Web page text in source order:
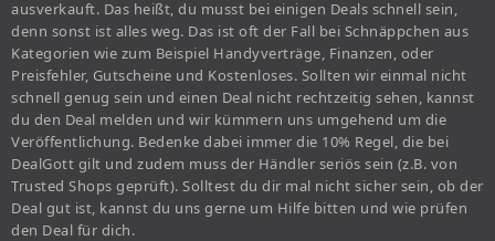
ausverkauft. Das heißt, du musst bei einigen Deals schnell sein,
denn sonst ist alles weg. Das ist oft der Fall bei Schnäppchen aus
Kategorien wie zum Beispiel Handyverträge, Finanzen, oder
Preisfehler, Gutscheine und Kostenloses. Sollten wir einmal nicht
schnell genug sein und einen Deal nicht rechtzeitig sehen, kannst
du den Deal melden und wir kümmern uns umgehend um die
Veröffentlichung. Bedenke dabei immer die 10% Regel, die bei
DealGott gilt und zudem muss der Händler seriös sein (z.B. von
Trusted Shops geprüft). Solltest du dir mal nicht sicher sein, ob der
Deal gut ist, kannst du uns gerne um Hilfe bitten und wie prüfen
den Deal für dich.